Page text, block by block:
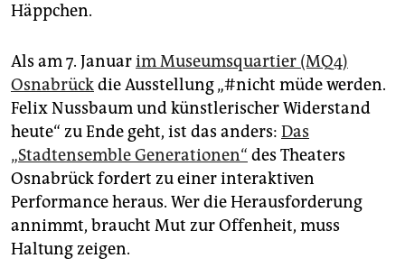
Häppchen.
Als am 7. Januarim Museumsquartier (MQ4)
Osnabrückdie Ausstellung „#nicht müde werden.
Felix Nussbaum und künstlerischer Widerstand
heute“ zu Ende geht, ist das anders: Das
„Stadtensemble Generationen“ des Theaters
Osnabrück fordert zu einer interaktiven
Performance heraus. Wer die Herausforderung
annimmt, braucht Mut zur Offenheit, muss
Haltung zeigen.